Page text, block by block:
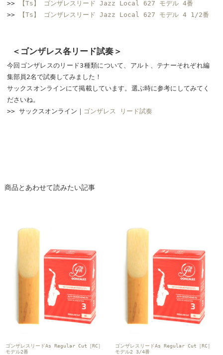
>>
【Ts】 ゴンザレスリード Jazz Local 627 モデル 4番
>>
【Ts】 ゴンザレスリード Jazz Local 627 モデル 4 1/2番
＜ゴンザレス各リード試奏＞
今回ゴンザレスのリード3種類について、アルト、テナーそれぞれ編
集部員2名で試奏してみました！
サックスオンラインにて掲載しています。選ぶ時に参考にしてみてく
ださいね。
>> サックスオンライン｜ ゴンザレス リード試奏
商品とあわせて読みたい記事
ゴンザレスリードAs Regular Cut［RC］
モデル2番
ゴンザレスリードAs Regular Cut［RC］
モデル2 3/4番